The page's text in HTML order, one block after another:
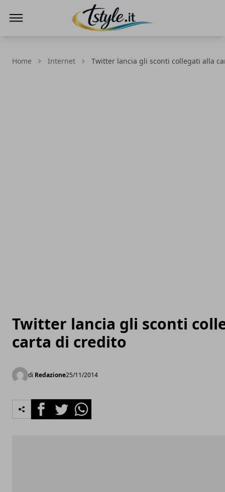
Home Internet Twitter lancia gli sconti collegati alla
Twitter lancia gli sconti
carta di credito
di Redazione25/11/2014
FacebookTwitterWhatsapp